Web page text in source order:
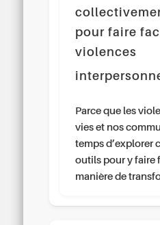
pour faire
violences
Parce que les
vies et nos
temps d’explorer
outils pour y faire
manière de